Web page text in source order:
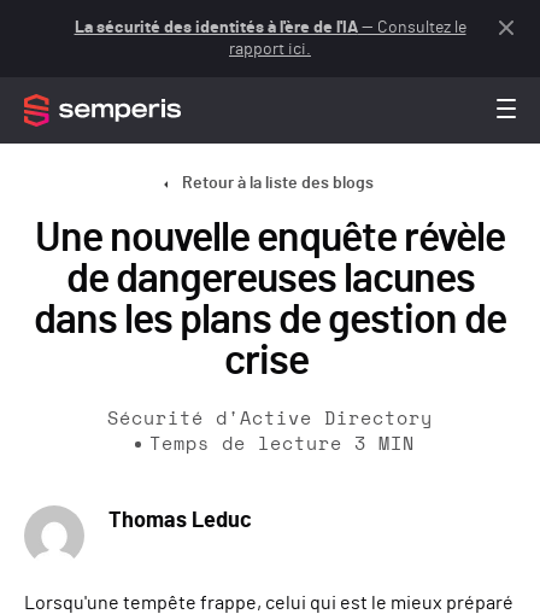
La sécurité des identités à l'ère de l'IA— Consultez le
rapport ici.
Retour à la liste des blogs
Une nouvelle enquête révèle
de dangereuses lacunes
dans les plans de gestion de
crise
Sécurité d'Active Directory
Temps de lecture
3 MIN
Thomas Leduc
Lorsqu'une tempête frappe, celui qui est le mieux préparé